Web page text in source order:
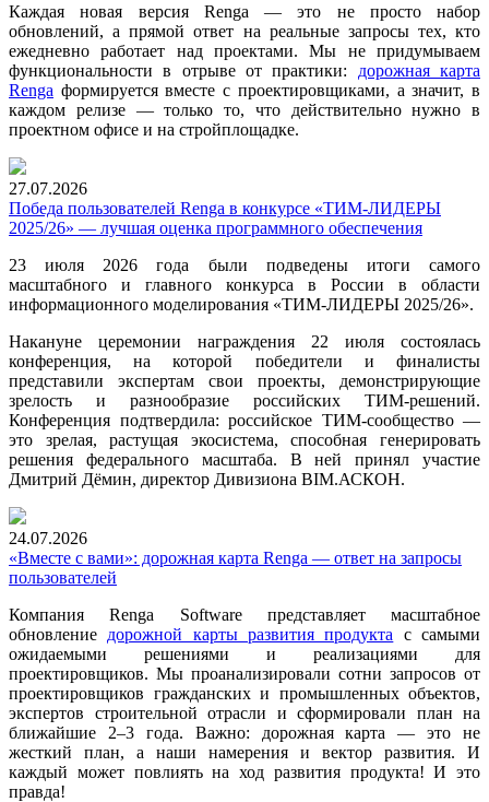
Каждая новая версия Renga — это не просто набор
обновлений, а прямой ответ на реальные запросы тех, кто
ежедневно работает над проектами. Мы не придумываем
функциональности в отрыве от практики: дорожная карта
Renga формируется вместе с проектировщиками, а значит, в
каждом релизе — только то, что действительно нужно в
проектном офисе и на стройплощадке.
27.07.2026
Победа пользователей Renga в конкурсе «ТИМ‑ЛИДЕРЫ
2025/26» — лучшая оценка программного обеспечения
23 июля 2026 года были подведены итоги самого
масштабного и главного конкурса в России в области
информационного моделирования «ТИМ‑ЛИДЕРЫ 2025/26».
Накануне церемонии награждения 22 июля состоялась
конференция, на которой победители и финалисты
представили экспертам свои проекты, демонстрирующие
зрелость и разнообразие российских ТИМ-решений.
Конференция подтвердила: российское ТИМ-сообщество —
это зрелая, растущая экосистема, способная генерировать
решения федерального масштаба. В ней принял участие
Дмитрий Дёмин, директор Дивизиона BIM.АСКОН.
24.07.2026
«Вместе с вами»: дорожная карта Renga — ответ на запросы
пользователей
Компания Renga Software представляет масштабное
обновление дорожной карты развития продукта с самыми
ожидаемыми решениями и реализациями для
проектировщиков. Мы проанализировали сотни запросов от
проектировщиков гражданских и промышленных объектов,
экспертов строительной отрасли и сформировали план на
ближайшие 2–3 года. Важно: дорожная карта — это не
жесткий план, а наши намерения и вектор развития. И
каждый может повлиять на ход развития продукта! И это
правда!